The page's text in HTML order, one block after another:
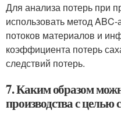
Для анализа потерь при
использовать метод
потоков материалов и
коэффициента потерь
следствий потерь.
7. Каким образом
производства с